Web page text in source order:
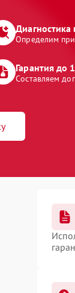
Диагностика
Определим
Гарантия до
Составляем